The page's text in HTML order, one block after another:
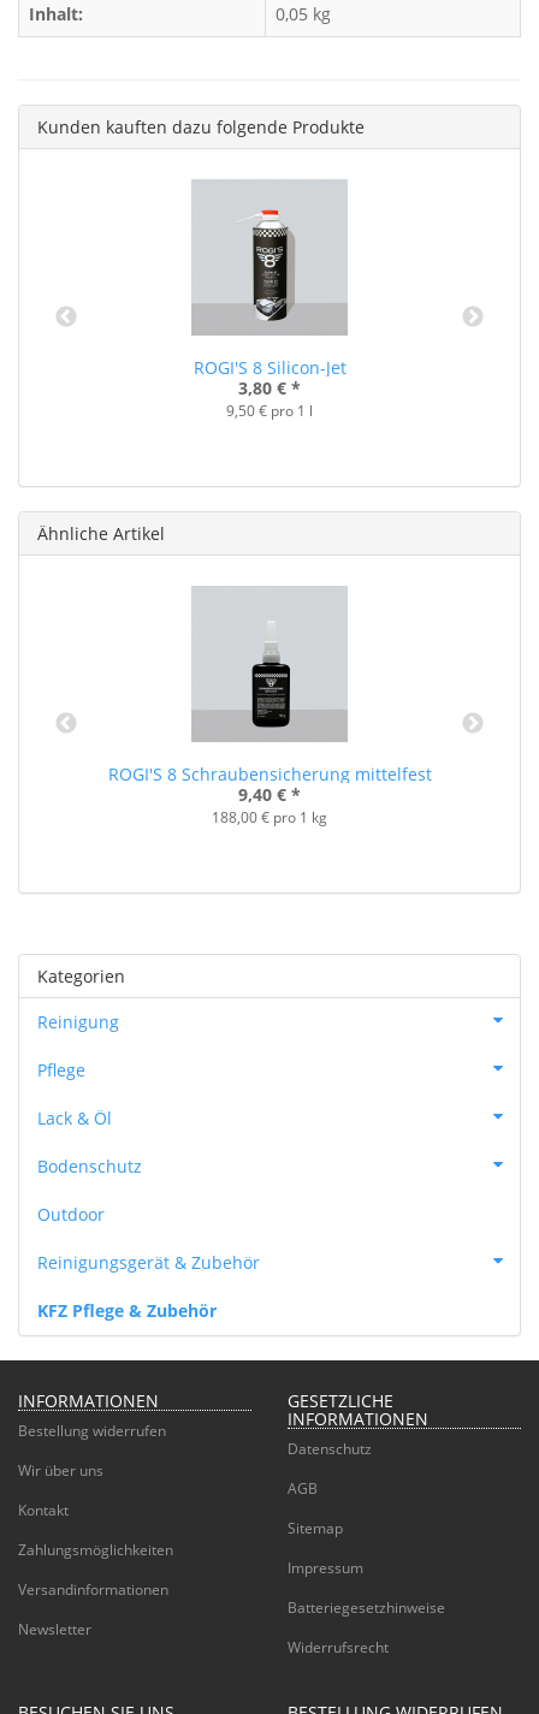
Inhalt: 0,05 kg
Kunden kauften dazu folgende Produkte
ROGI'S 8 Silicon-Jet
3,80 € *
9,50 € pro 1 l
Ähnliche Artikel
ROGI'S 8 Schraubensicherung mittelfest
9,40 € *
188,00 € pro 1 kg
Kategorien
Reinigung
Pflege
Lack & Öl
Bodenschutz
Outdoor
Reinigungsgerät & Zubehör
KFZ Pflege & Zubehör
INFORMATIONEN
Bestellung widerrufen
Wir über uns
Kontakt
Zahlungsmöglichkeiten
Versandinformationen
Newsletter
GESETZLICHE
INFORMATIONEN
Datenschutz
AGB
Sitemap
Impressum
Batteriegesetzhinweise
Widerrufsrecht